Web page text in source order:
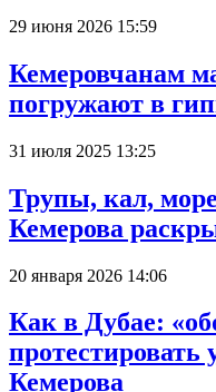
29 июня 2026 15:59
Кемеровчанам
погружают в
31 июля 2025 13:25
Трупы, кал,
Кемерова
20 января 2026 14:06
Как в Дубае:
протестировать
Кемерова